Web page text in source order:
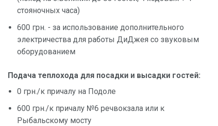
стояночных часа)
600 грн. - за использование дополнительного
электричества для работы ДиДжея со звуковым
оборудованием
Подача теплохода для посадки и высадки гостей:
0 грн./к причалу на Подоле
600 грн./к причалу №6 речвокзала или к
Рыбальскому мосту
Отзывы
Контакт
ы